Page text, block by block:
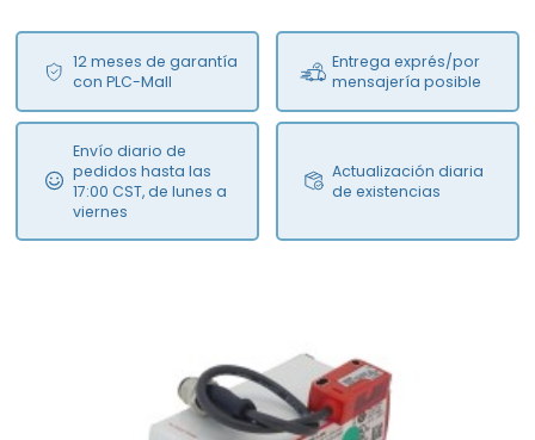
12 meses de garantía
con PLC-Mall
Entrega exprés/por
mensajería posible
Envío diario de
pedidos hasta las
17:00 CST, de lunes a
viernes
Actualización diaria
de existencias